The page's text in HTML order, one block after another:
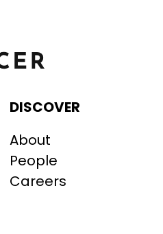
DISCOVER
About
People
Careers